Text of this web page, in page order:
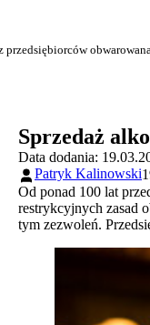
przedsiębiorców
Sprzedaż
Data dodania:
Patryk Kalinowski
Od ponad 100 lat
restrykcyjnych zasad
tym zezwoleń.